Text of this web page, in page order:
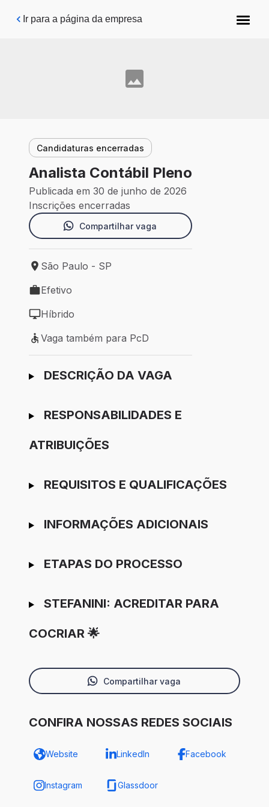
Pular para o conteúdo principal
Ir para a página da empresa
Candidaturas encerradas
Analista Contábil Pleno
Publicada em 30 de junho de 2026
Inscrições encerradas
Compartilhar vaga
Local de trabalho: São Paulo - SP
São Paulo - SP
Tipo de vaga: Efetivo
Efetivo
Modelo de trabalho: Híbrido
Híbrido
Vaga também para PcD
Vaga também para PcD
Ir para candidatura
DESCRIÇÃO DA VAGA
RESPONSABILIDADES E
ATRIBUIÇÕES
REQUISITOS E QUALIFICAÇÕES
INFORMAÇÕES ADICIONAIS
ETAPAS DO PROCESSO
STEFANINI: ACREDITAR PARA
COCRIAR 🌟
Compartilhar vaga
CONFIRA NOSSAS REDES SOCIAIS
Website LinkedIn Facebook
Instagram Glassdoor